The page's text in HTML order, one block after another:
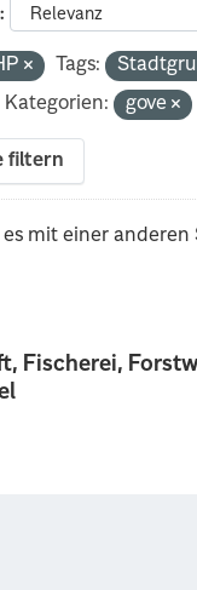
Fischerei,
Tags:
Kategorien: gove
filtern
mit einer anderen